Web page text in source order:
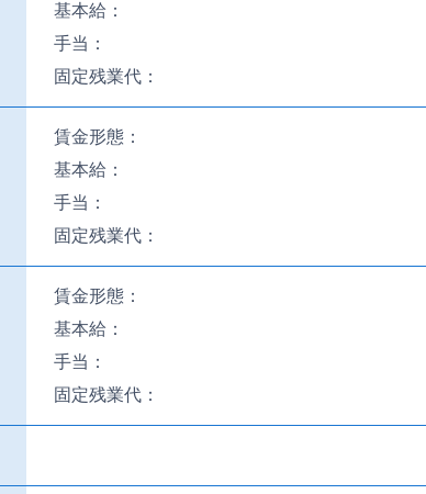
基本給：
手当：
固定残業代：
賃金形態：
基本給：
手当：
固定残業代：
賃金形態：
基本給：
手当：
固定残業代：